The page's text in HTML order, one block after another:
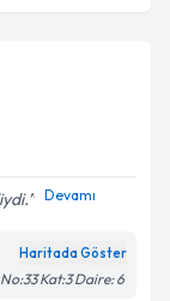
Devamı
Haritada Göster
Kat:3 Daire: 6